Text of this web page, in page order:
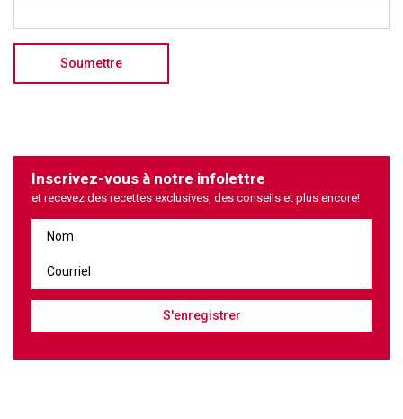
Inscrivez-vous à notre infolettre
et recevez des recettes exclusives, des conseils et plus encore!